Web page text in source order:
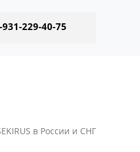
931-229-40-75
в России и СНГ